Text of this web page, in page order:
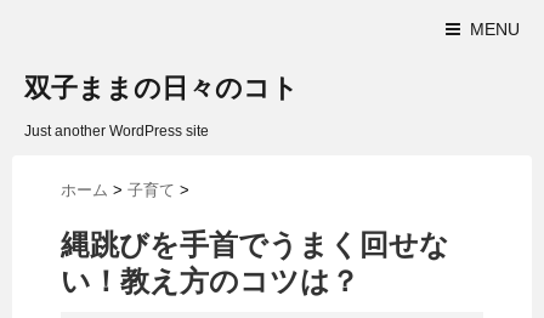
MENU
双子ままの日々のコト
Just another WordPress site
ホーム > 子育て >
縄跳びを手首でうまく回せな
い！教え方のコツは？